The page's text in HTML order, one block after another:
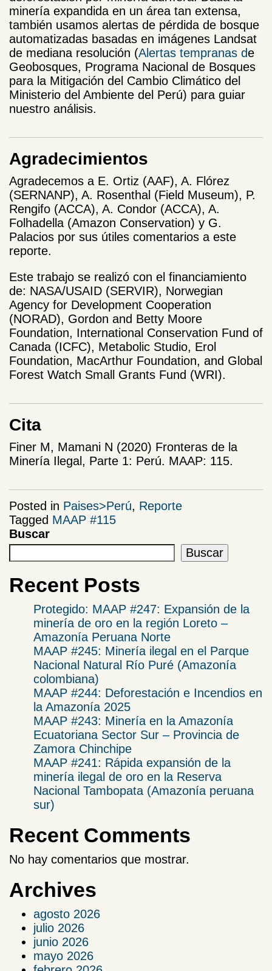
minería expandida en un área tan extensa,
también usamos alertas de pérdida de bosque
automatizadas basadas en imágenes Landsat
de mediana resolución (Alertas tempranas de
Geobosques, Programa Nacional de Bosques
para la Mitigación del Cambio Climático del
Ministerio del Ambiente del Perú) para guiar
nuestro análisis.
Agradecimientos
Agradecemos a E. Ortiz (AAF), A. Flórez
(SERNANP), A. Rosenthal (Field Museum), P.
Rengifo (ACCA), A. Condor (ACCA), A.
Folhadella (Amazon Conservation) y G.
Palacios por sus útiles comentarios a este
reporte.
Este trabajo se realizó con el financiamiento
de: NASA/USAID (SERVIR), Norwegian
Agency for Development Cooperation
(NORAD), Gordon and Betty Moore
Foundation, International Conservation Fund of
Canada (ICFC), Metabolic Studio, Erol
Foundation, MacArthur Foundation, and Global
Forest Watch Small Grants Fund (WRI).
Cita
Finer M, Mamani N (2020) Fronteras de la
Minería Ilegal, Parte 1: Perú. MAAP: 115.
Posted in Paises>Perú, Reporte
Tagged MAAP #115
Buscar
Buscar
Recent Posts
Protegido: MAAP #247: Expansión de la
minería de oro en la región Loreto –
Amazonía Peruana Norte
MAAP #245: Minería ilegal en el Parque
Nacional Natural Río Puré (Amazonía
colombiana)
MAAP #244: Deforestación e Incendios en
la Amazonía 2025
​MAAP #243: Minería en la Amazonía
Ecuatoriana Sector Sur – Provincia de
Zamora Chinchipe​
MAAP #241: Rápida expansión de la
minería ilegal de oro en la Reserva
Nacional Tambopata (Amazonía peruana
sur)
Recent Comments
No hay comentarios que mostrar.
Archives
agosto 2026
julio 2026
junio 2026
mayo 2026